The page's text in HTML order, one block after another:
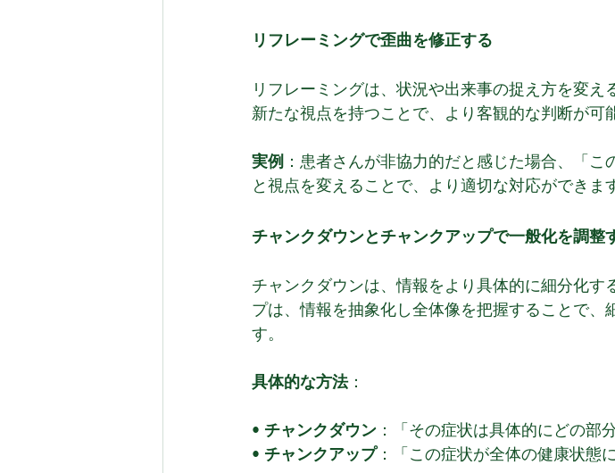
リフレーミングで歪曲を修正する
リフレーミングは、状況や出来事の捉え方を変え
新たな視点を持つことで、より客観的な判断が可
実例 ：患者さんが非協力的だと感じた場合、「こ
と視点を変えることで、より適切な対応ができま
チャンクダウンとチャンクアップで一般化を調整
チャンクダウンは、情報をより具体的に細分化す
プは、情報を抽象化し全体像を把握することで、
す。
具体的な方法：
• チャンクダウン ：「その症状は具体的にどの部
• チャンクアップ：「この症状が全体の健康状態